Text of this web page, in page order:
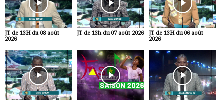
JT de 13H du 08 août
2026
JT de 13h du 07 août 2026
JT de 13H du 06 août
2026